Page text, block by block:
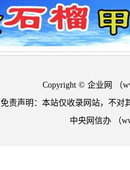
Copyright © 企业网 （
免责声明：本站仅收录网站，不对
中央网信办 （